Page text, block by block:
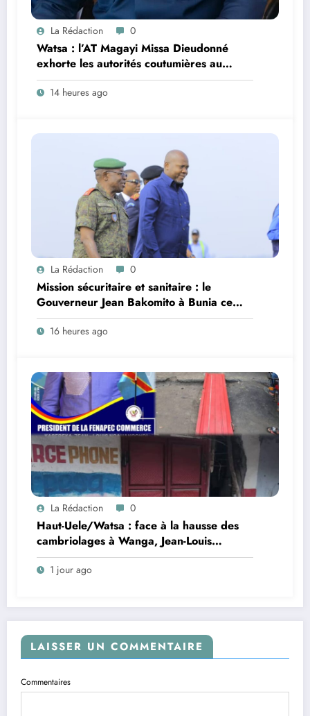
La Rédaction 0
Watsa : l’AT Magayi Missa Dieudonné
exhorte les autorités coutumières au
recensement et à l’identification de la
population en vue de renforcer la
14 heures ago
La Rédaction 0
Mission sécuritaire et sanitaire : le
Gouverneur Jean Bakomito à Bunia ce
vendredi
16 heures ago
La Rédaction 0
Haut-Uele/Watsa : face à la hausse des
cambriolages à Wanga, Jean-Louis
Ngahangondi appelle à une
réorganisation du dispositif sécuritaire
1 jour ago
LAISSER UN COMMENTAIRE
Commentaires